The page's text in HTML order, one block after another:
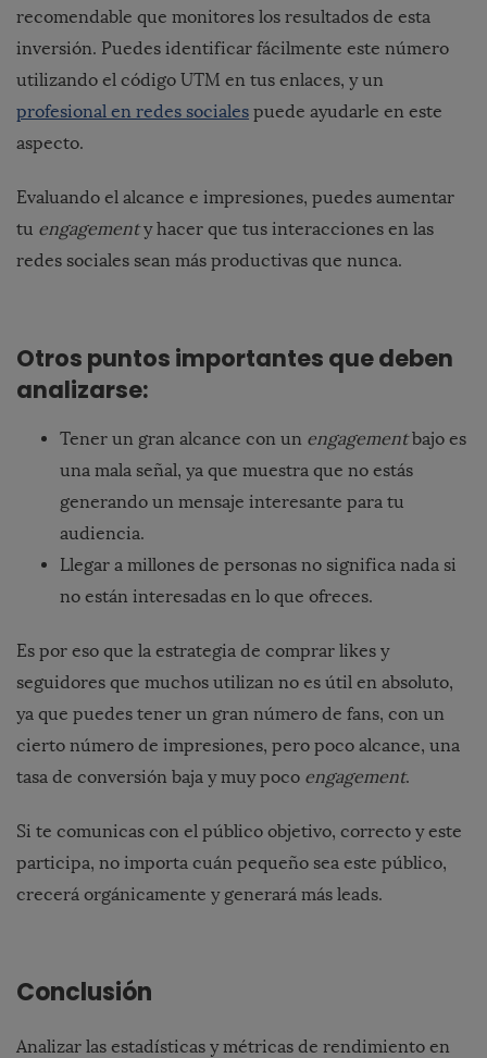
recomendable que monitores los resultados de esta
inversión. Puedes identificar fácilmente este número
utilizando el código UTM en tus enlaces, y un
profesional en redes sociales puede ayudarle en este
aspecto.
Evaluando el alcance e impresiones, puedes aumentar
tu engagementy hacer que tus interacciones en las
redes sociales sean más productivas que nunca.
Otros puntos importantes que deben
analizarse:
Tener un gran alcance con un engagementbajo es
una mala señal, ya que muestra que no estás
generando un mensaje interesante para tu
audiencia.
Llegar a millones de personas no significa nada si
no están interesadas en lo que ofreces.
Es por eso que la estrategia de comprar likes y
seguidores que muchos utilizan no es útil en absoluto,
ya que puedes tener un gran número de fans, con un
cierto número de impresiones, pero poco alcance, una
tasa de conversión baja y muy poco engagement.
Si te comunicas con el público objetivo, correcto y este
participa, no importa cuán pequeño sea este público,
crecerá orgánicamente y generará más leads.
Conclusión
Analizar las estadísticas y métricas de rendimiento en